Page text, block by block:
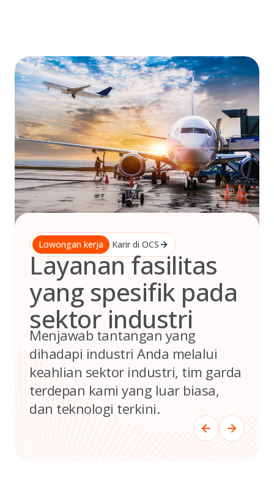
Lowongan kerja Karir di OCS
Layanan fasilitas
yang spesifik pada
sektor industri
Menjawab tantangan yang
dihadapi industri Anda melalui
keahlian sektor industri, tim garda
terdepan kami yang luar biasa,
dan teknologi terkini.